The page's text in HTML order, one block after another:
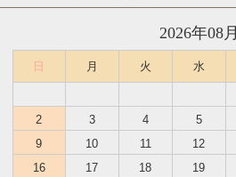
2026年08月
日 月 火 水
2
3 4 5
9
10 11 12
16
17 18 19